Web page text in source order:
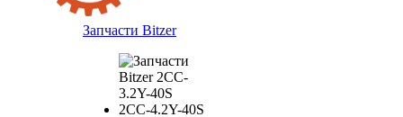
Запчасти Bitzer